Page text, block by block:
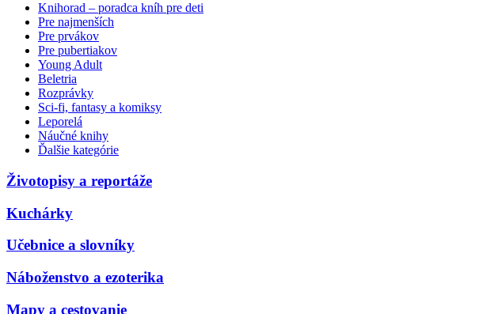
Knihorad – poradca kníh pre deti
Pre najmenších
Pre prvákov
Pre pubertiakov
Young Adult
Beletria
Rozprávky
Sci-fi, fantasy a komiksy
Leporelá
Náučné knihy
Ďalšie kategórie
Životopisy a reportáže
Kuchárky
Učebnice a slovníky
Náboženstvo a ezoterika
Mapy a cestovanie